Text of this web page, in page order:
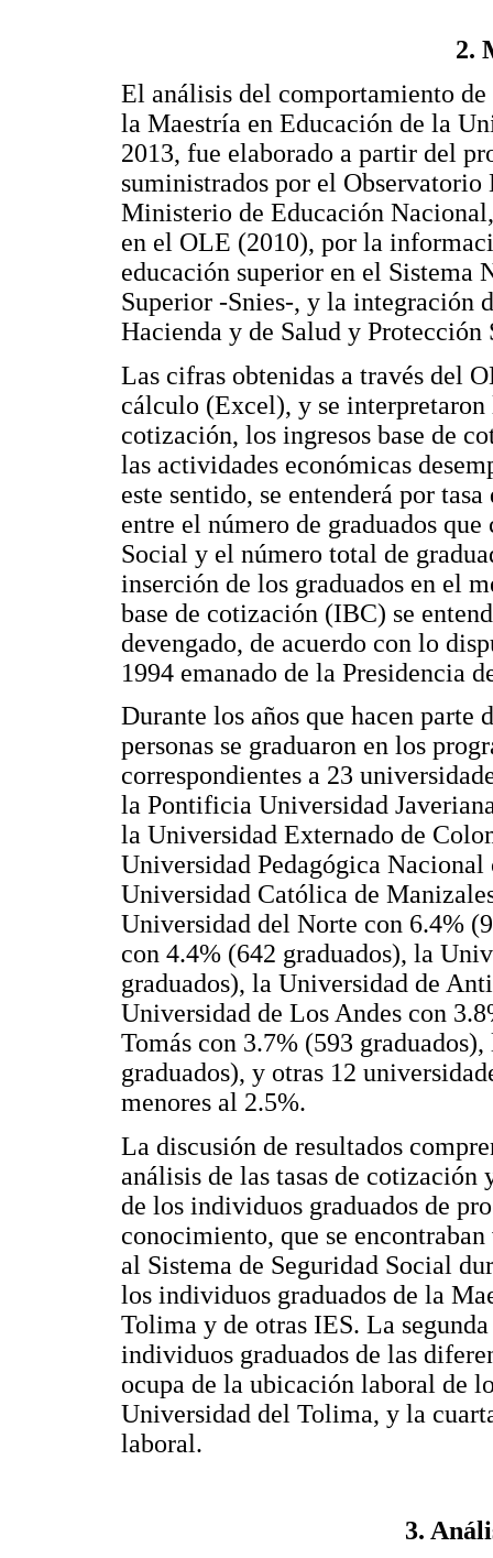
2.
El análisis del comportamiento
la Maestría en Educación de la
2013, fue elaborado a partir del
suministrados por el
Ministerio de Educación
en el OLE (2010), por la
educación superior en el
Superior -Snies-, y la integración
Hacienda y de Salud y Protección
Las cifras obtenidas a través del
cálculo (Excel), y se interpretaron
cotización, los ingresos base de
las actividades económicas
este sentido, se entenderá por
entre el número de graduados
Social y el número total de
inserción de los graduados en el
base de cotización (IBC) se
devengado, de acuerdo con lo
1994 emanado de la Presidencia
Durante los años que hacen parte
personas se graduaron en los
correspondientes a 23
la Pontificia Universidad
la Universidad Externado de
Universidad Pedagógica
Universidad Católica de
Universidad del Norte con 6.4%
con 4.4% (642 graduados), la
graduados), la Universidad de
Universidad de Los Andes con
Tomás con 3.7% (593
graduados), y otras 12
menores al 2.5%.
La discusión de resultados
análisis de las tasas de
de los individuos graduados de
conocimiento, que se
al Sistema de Seguridad Social
los individuos graduados de la
Tolima y de otras IES. La
individuos graduados de las
ocupa de la ubicación laboral de
Universidad del Tolima, y la
laboral.
3.